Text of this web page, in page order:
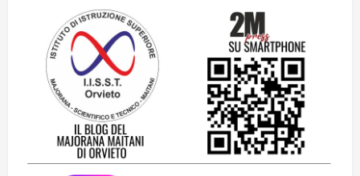
2
3
Una lettera a te, Ennio, per la tua lunga
passeggiata
23 Luglio 2026